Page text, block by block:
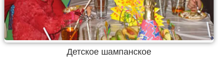
Детское шампанское